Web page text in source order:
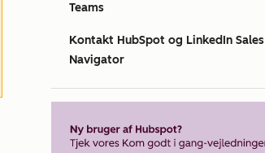
Teams
Kontakt HubSpot og LinkedIn Sales
Navigator